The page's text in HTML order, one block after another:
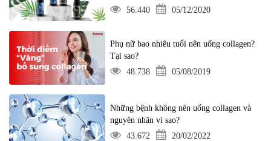
56.440
05/12/2020
Phụ nữ bao nhiêu tuổi nên uống collagen?
Tại sao?
48.738
05/08/2019
Những bệnh không nên uống collagen và
nguyên nhân vì sao?
43.672
20/02/2022